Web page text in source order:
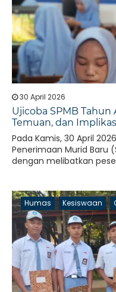
30 April 2026
Ujicoba SPMB Tahun
Temuan, dan
Pada Kamis, 30 April
Penerimaan Murid Baru
dengan melibatkan
Humas Kesiswaan